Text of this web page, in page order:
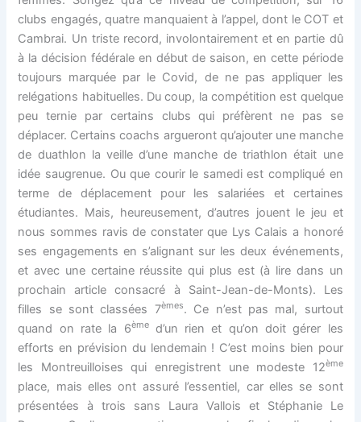
clubs engagés, quatre manquaient à l’appel, dont le COT et
Cambrai. Un triste record, involontairement et en partie dû
à la décision fédérale en début de saison, en cette période
toujours marquée par le Covid, de ne pas appliquer les
relégations habituelles. Du coup, la compétition est quelque
peu ternie par certains clubs qui préfèrent ne pas se
déplacer. Certains coachs argueront qu’ajouter une manche
de duathlon la veille d’une manche de triathlon était une
idée saugrenue. Ou que courir le samedi est compliqué en
terme de déplacement pour les salariées et certaines
étudiantes. Mais, heureusement, d’autres jouent le jeu et
nous sommes ravis de constater que Lys Calais a honoré
ses engagements en s’alignant sur les deux événements,
et avec une certaine réussite qui plus est (à lire dans un
prochain article consacré à Saint-Jean-de-Monts). Les
filles se sont classées 7èmes. Ce n’est pas mal, surtout
quand on rate la 6èmed’un rien et qu’on doit gérer les
efforts en prévision du lendemain ! C’est moins bien pour
les Montreuilloises qui enregistrent une modeste 12ème
place, mais elles ont assuré l’essentiel, car elles se sont
présentées à trois sans Laura Vallois et Stéphanie Le